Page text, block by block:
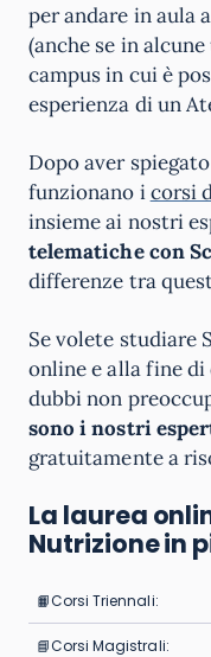
per andare in aula
(anche se in
campus in cui è
esperienza di un
Dopo aver
funzionano icorsi
insieme ai nostri
telematiche con
differenze tra
Se volete studiare
online e alla fine di
dubbi non
sono i nostri
gratuitamente a
La laurea
Nutrizione in
📙Corsi Triennali:
📘Corsi Magistrali: